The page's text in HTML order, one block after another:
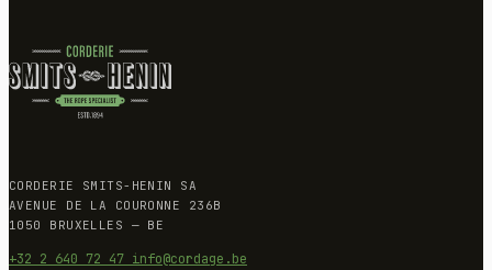
CORDERIE SMITS-HENIN SA
AVENUE DE LA COURONNE 236B
1050 BRUXELLES — BE
+32 2 640 72 47 info@cordage.be